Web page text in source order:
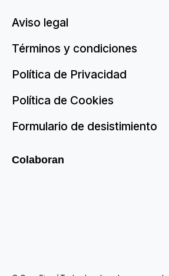
Aviso legal
Términos y condiciones
Política de Privacidad
Política de Cookies
Formulario de desistimiento
Colaboran